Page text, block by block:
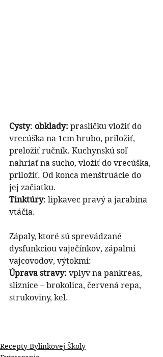
Cysty: obklady: prasličku vložiť do
vrecúška na 1cm hrubo, priložiť,
preložiť ručník. Kuchynskú soľ
nahriať na sucho, vložiť do vrecúška,
priložiť. Od konca menštruácie do
jej začiatku.
Tinktúry: lipkavec pravý a jarabina
vtáčia.
Zápaly, ktoré sú sprevádzané
dysfunkciou vaječínkov, zápalmi
vajcovodov, výtokmi:
Úprava stravy: vplyv na pankreas,
sliznice – brokolica, červená repa,
strukoviny, kel.
Recepty Bylinkovej Školy